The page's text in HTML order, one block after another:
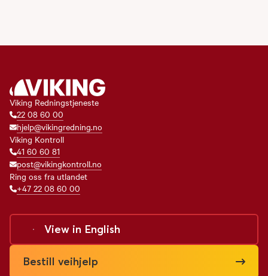
Viking Redningstjeneste
22 08 60 00
hjelp@vikingredning.no
Viking Kontroll
41 60 60 81
post@vikingkontroll.no
Ring oss fra utlandet
+47 22 08 60 00
View in English
Bestill veihjelp